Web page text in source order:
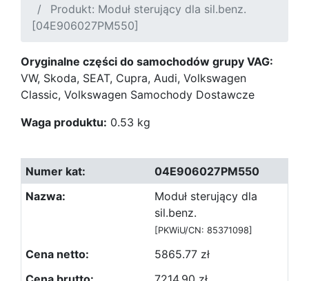
Produkt: Moduł sterujący dla sil.benz.
[04E906027PM550]
Oryginalne części do samochodów grupy VAG:
VW, Skoda, SEAT, Cupra, Audi, Volkswagen
Classic, Volkswagen Samochody Dostawcze
Waga produktu: 0.53 kg
04E906027PM550
Moduł sterujący dla
sil.benz.
[PKWiU/CN: 85371098]
5865.77 zł